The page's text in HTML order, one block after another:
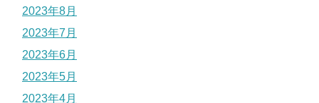
2023年8月
2023年7月
2023年6月
2023年5月
2023年4月